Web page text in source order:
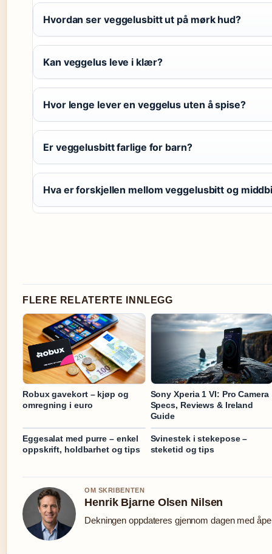
Hvordan ser veggelusbitt ut på mørk hud?
Kan veggelus leve i klær?
Hvor lenge lever en veggelus uten å spise?
Er veggelusbitt farlige for barn?
Hva er forskjellen mellom veggelusbitt og
FLERE RELATERTE INNLEGG
Robux gavekort – kjøp og
omregning i euro
Sony Xperia 1 VI: Pro Camera
Specs, Reviews & Ireland
Guide
Eggesalat med purre – enkel
oppskrift, holdbarhet og tips
Svinestek i stekepose –
steketid og tips
OM SKRIBENTEN
Henrik Bjarne Olsen Nilsen
Dekningen oppdateres gjennom dagen med